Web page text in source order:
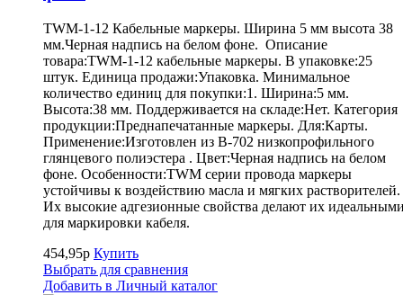
TWM-1-12 Кабельные маркеры. Ширина 5 мм высота 38
мм.Черная надпись на белом фоне. Описание
товара:TWM-1-12 кабельные маркеры. В упаковке:25
штук. Единица продажи:Упаковка. Минимальное
количество единиц для покупки:1. Ширина:5 мм.
Высота:38 мм. Поддерживается на складе:Нет. Категория
продукции:Преднапечатанные маркеры. Для:Карты.
Применение:Изготовлен из B-702 низкопрофильного
глянцевого полиэстера . Цвет:Черная надпись на белом
фоне. Особенности:TWM серии провода маркеры
устойчивы к воздействию масла и мягких растворителей.
Их высокие адгезионные свойства делают их
для маркировки кабеля.
454,95р Купить
Выбрать для сравнения
Добавить в Личный каталог